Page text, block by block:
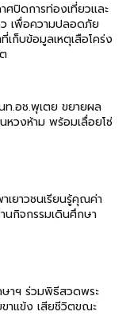
ศปิดการท่องเที่ยวและ
เพื่อความปลอดภัย
เก็บข้อมูลเหตุเสือโคร่ง
ท.อช.พุเตย​ ขยายผล
วงห้าม พร้อมเลื่อยโซ่
เยาวชนเรียนรู้คุณค่า
นกิจกรรมเดินศึกษา
าฯ ร่วมพิธีสวดพระ
ขาแข้ง เสียชีวิตขณะ